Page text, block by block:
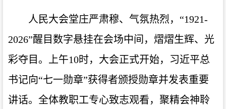
人民大会堂庄严肃穆、气氛热烈，“1921-
2026”醒目数字悬挂在会场中间，熠熠生辉、光
彩夺目。上午10时，大会正式开始，习近平总
书记向“七一勋章”获得者颁授勋章并发表重要
讲话。全体教职工专心致志观看，聚精会神聆